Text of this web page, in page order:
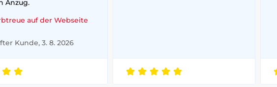
Anzug.
auf der Webseite
Kunde, 3. 8. 2026